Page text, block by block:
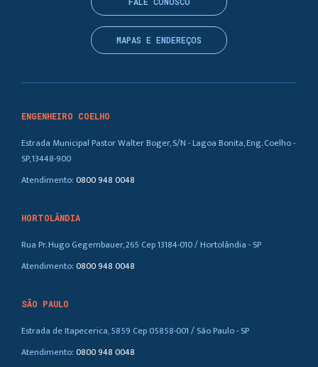
ENGENHEIRO COELHO
Estrada Municipal Pastor Walter Boger, S/N - Lagoa Bonita, Eng. Coelho -
SP, 13448-900
Atendimento:0800 948 0048
HORTOLÂNDIA
Rua Pr. Hugo Gegembauer, 265 Cep 13184-010 / Hortolândia - SP
Atendimento:0800 948 0048
SÃO PAULO
Estrada de Itapecerica, 5859 Cep 05858-001 / São Paulo - SP
Atendimento:0800 948 0048
MAPAS E ENDEREÇOS